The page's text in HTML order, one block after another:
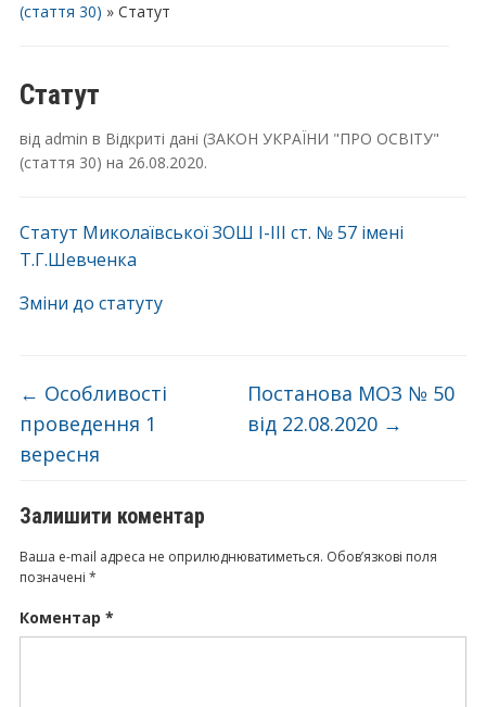
(стаття 30) » Статут
Статут
від admin в Відкриті дані (ЗАКОН УКРАЇНИ "ПРО ОСВІТУ"
(стаття 30) на 26.08.2020.
Статут Миколаївської ЗОШ І-ІІІ ст. № 57 імені
Т.Г.Шевченка
Зміни до статуту
← Особливості
проведення 1
вересня
Постанова МОЗ № 50
від 22.08.2020 →
Залишити коментар
Ваша e-mail адреса не оприлюднюватиметься. Обов’язкові поля
позначені *
Коментар *